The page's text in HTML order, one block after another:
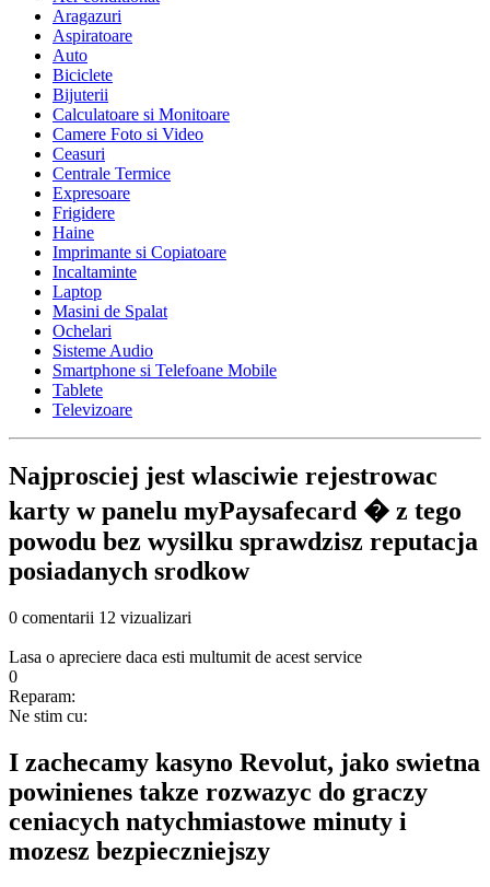
Aragazuri
Aspiratoare
Auto
Biciclete
Bijuterii
Calculatoare si Monitoare
Camere Foto si Video
Ceasuri
Centrale Termice
Expresoare
Frigidere
Haine
Imprimante si Copiatoare
Incaltaminte
Laptop
Masini de Spalat
Ochelari
Sisteme Audio
Smartphone si Telefoane Mobile
Tablete
Televizoare
Najprosciej jest wlasciwie rejestrowac
karty w panelu myPaysafecard � z tego
powodu bez wysilku sprawdzisz reputacja
posiadanych srodkow
0 comentarii 12 vizualizari
Lasa o apreciere daca esti multumit de acest service
0
Reparam:
Ne stim cu:
I zachecamy kasyno Revolut, jako swietna
powinienes takze rozwazyc do graczy
ceniacych natychmiastowe minuty i
mozesz bezpieczniejszy